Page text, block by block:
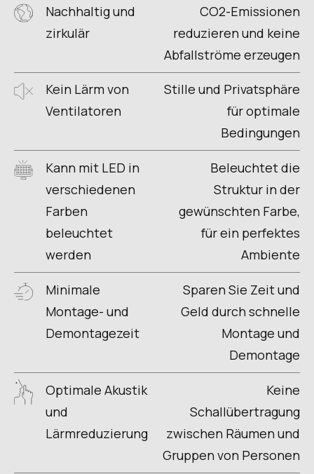
Nachhaltig und
zirkulär
CO2-Emissionen
reduzieren und keine
Abfallströme erzeugen
Kein Lärm von
Ventilatoren
Stille und Privatsphäre
für optimale
Bedingungen
Kann mit LED in
verschiedenen
Farben
beleuchtet
werden
Beleuchtet die
Struktur in der
gewünschten Farbe,
für ein perfektes
Ambiente
Minimale
Montage- und
Demontagezeit
Sparen Sie Zeit und
Geld durch schnelle
Montage und
Demontage
Optimale Akustik
und
Lärmreduzierung
Keine
Schallübertragung
zwischen Räumen und
Gruppen von Personen